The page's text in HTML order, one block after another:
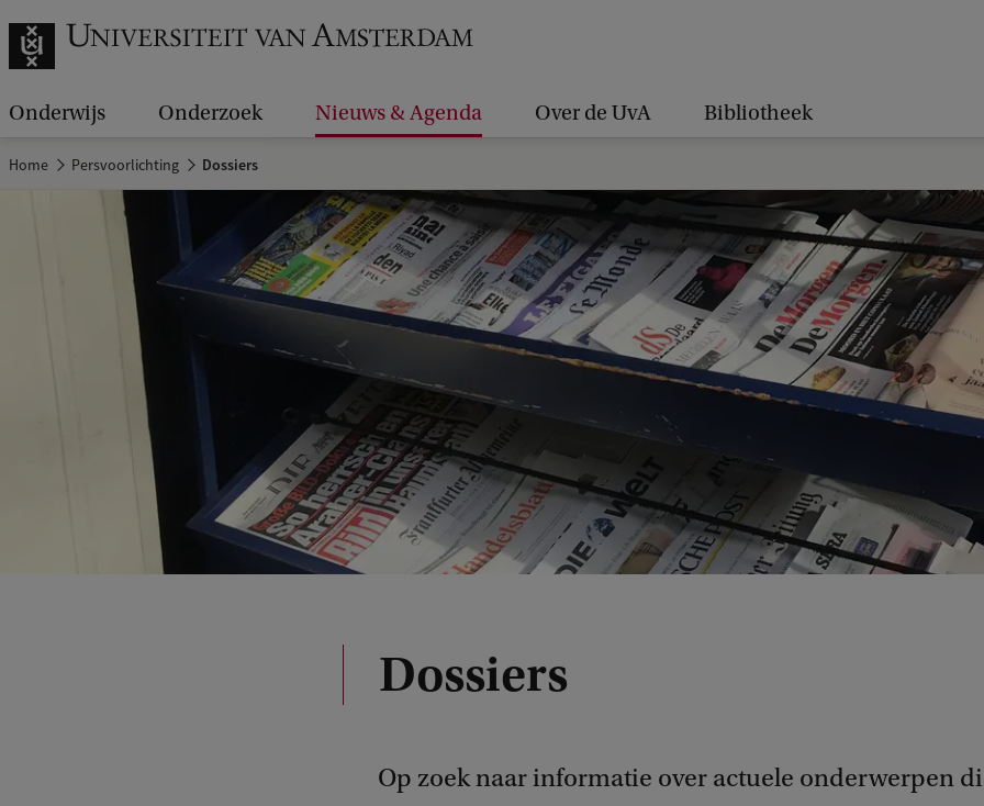
Onderwijs Onderzoek Nieuws & Agenda Over de UvA Bibliotheek
Home Persvoorlichting Dossiers
Dossiers
Op zoek naar informatie over actuele onderwerpen